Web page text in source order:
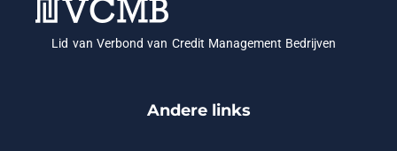
Lid van Verbond van Credit Management Bedrijven
Andere links